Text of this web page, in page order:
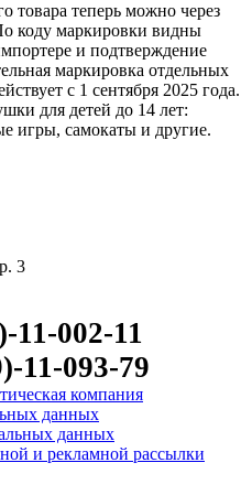
товара теперь можно через
коду маркировки видны
и подтверждение
маркировка отдельных
с 1 сентября 2025 года.
для детей до 14 лет:
игры, самокаты и другие.
3
002-11
11-093-79
компания
данных
данных
и рекламной рассылки